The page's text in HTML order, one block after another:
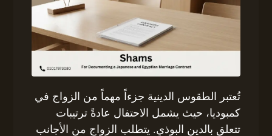
تُعتبر الطقوس الدينية جزءاً مهماً من الزواج في
كمبوديا، حيث يشمل الاحتفال عادةً ترتيبات
تتعلق بالدين البوذي. يتطلب الزواج من الأجانب